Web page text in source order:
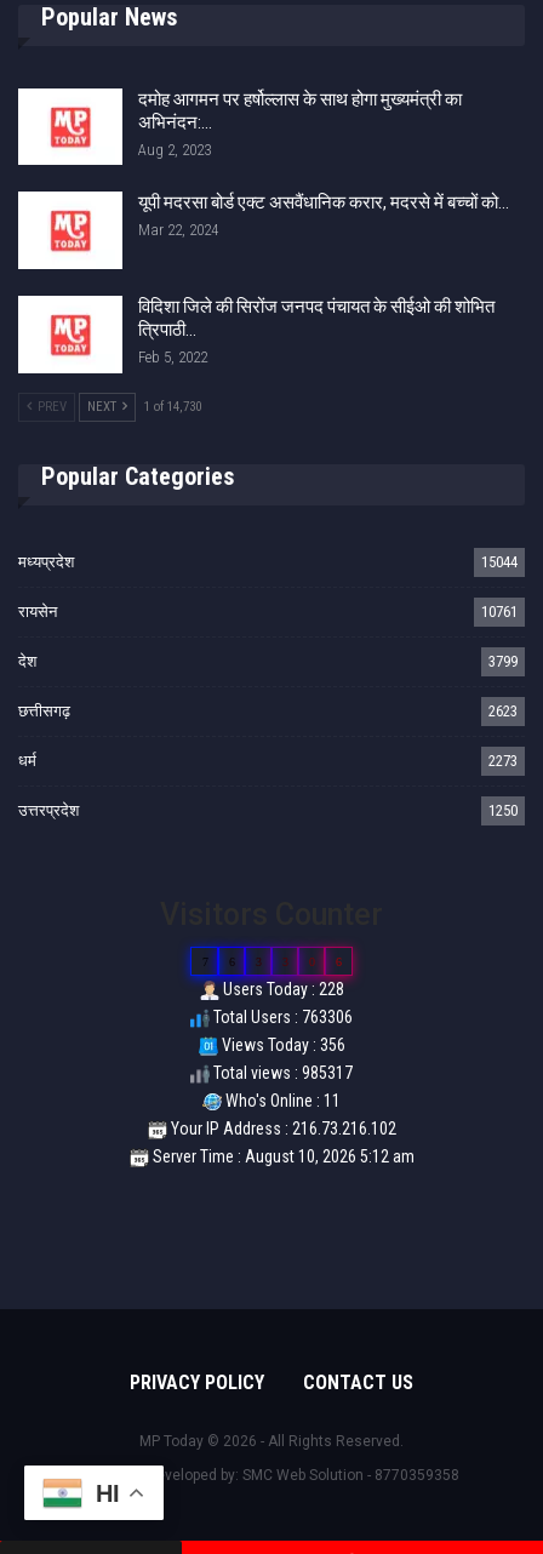
Popular News
दमोह आगमन पर हर्षोल्लास के साथ होगा मुख्यमंत्री का
अभिनंदन:…
Aug 2, 2023
यूपी मदरसा बोर्ड एक्ट असवैंधानिक करार, मदरसे में बच्चों को…
Mar 22, 2024
विदिशा जिले की सिरोंज जनपद पंचायत के सीईओ की शोभित
त्रिपाठी…
Feb 5, 2022
PREV NEXT 1 of 14,730
Popular Categories
मध्यप्रदेश 15044
रायसेन 10761
देश 3799
छत्तीसगढ़ 2623
धर्म 2273
उत्तरप्रदेश 1250
7 6 3 3 0 6
Users Today : 228
Total Users : 763306
Views Today : 356
Total views : 985317
Who's Online : 11
Your IP Address : 216.73.216.102
Server Time : August 10, 2026 5:12 am
PRIVACY POLICY CONTACT US
MP Today © 2026 - All Rights Reserved.
Design & Developed by: SMC Web Solution - 8770359358
HI